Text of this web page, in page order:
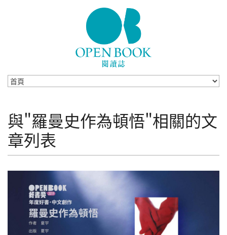
與"羅曼史作為頓悟"相關的文
章列表